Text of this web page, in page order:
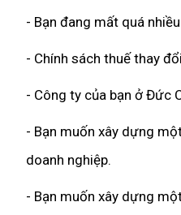
- Bạn đang mất quá
- Chính sách thuế thay
- Công ty của bạn ở Đức
- Bạn muốn xây dựng
doanh nghiệp.
- Bạn muốn xây dựng